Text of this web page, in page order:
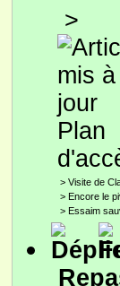
>
Plan
> Visite de
> Encore le
> Essaim